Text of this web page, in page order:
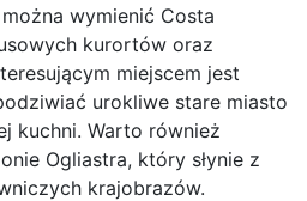
wymienić Costa
kurortów oraz
miejscem jest
urokliwe stare miasto
kuchni. Warto również
Ogliastra, który słynie z
krajobrazów.